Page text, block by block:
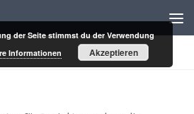
der Seite stimmst du der Verwendung
Informationen Akzeptieren